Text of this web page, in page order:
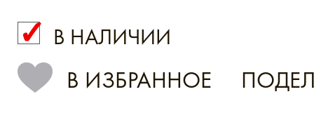
КУПИТЬ В 1 КЛИК
В НАЛИЧИИ
В ИЗБРАННОЕ